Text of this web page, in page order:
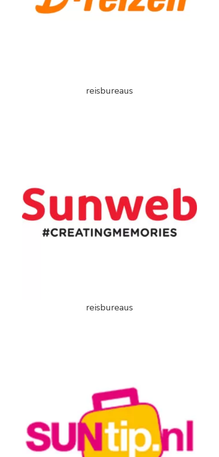
reisbureaus
reisbureaus